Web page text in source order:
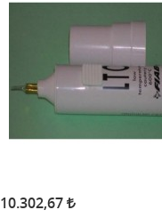
10.302,67